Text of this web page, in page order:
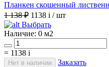
Планкен скошенный
1 138 ₽ 1138 i / шт
Выбрать
Наличие: 0 м2
= 1138 i
Нет в наличии Заказать